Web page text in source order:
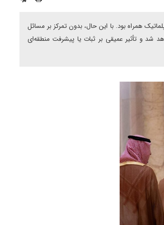
همراه بود. با این حال، بدون تمرکز بر مسائل
شد و تأثیر عمیقی بر ثبات یا پیشرفت منطقه‌ای